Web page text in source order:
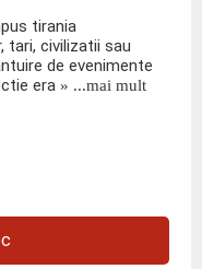
tirania
tari, civilizatii sau
de evenimente
era » ...mai mult